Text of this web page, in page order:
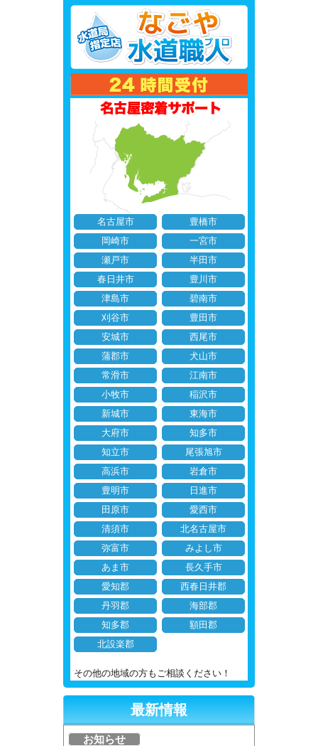
名古屋市
豊橋市
岡崎市
一宮市
瀬戸市
半田市
春日井市
豊川市
津島市
碧南市
刈谷市
豊田市
安城市
西尾市
蒲郡市
犬山市
常滑市
江南市
小牧市
稲沢市
新城市
東海市
大府市
知多市
知立市
尾張旭市
高浜市
岩倉市
豊明市
日進市
田原市
愛西市
清須市
北名古屋市
弥富市
みよし市
あま市
長久手市
愛知郡
西春日井郡
丹羽郡
海部郡
知多郡
額田郡
北設楽郡
その他の地域の方もご相談ください！
最新情報
お知らせ